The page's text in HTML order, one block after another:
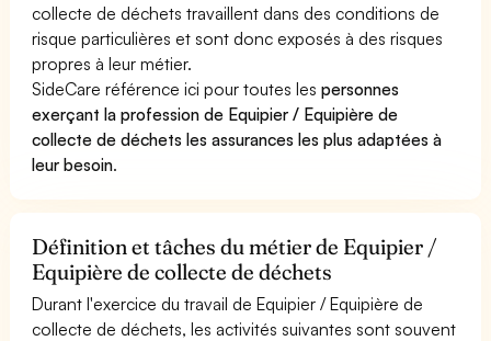
collecte de déchets travaillent dans des conditions de
risque particulières et sont donc exposés à des risques
propres à leur métier.
SideCare référence ici pour toutes lespersonnes
exerçant la profession de Equipier / Equipière de
collecte de déchets les assurances les plus adaptées à
leur besoin.
Définition et tâches du métier de Equipier /
Equipière de collecte de déchets
Durant l'exercice du travail de Equipier / Equipière de
collecte de déchets, les activités suivantes sont souvent